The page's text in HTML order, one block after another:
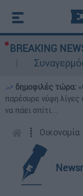
BREAKING
δημοφιλές τώρα:
παρέσυρε νύφη
να πάει σπίτι...
┋ Οικονομία